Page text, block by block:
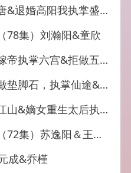
我执掌盛唐（67集）AI短剧
78集）刘瀚阳&童欣
子侧妃我嫁帝执掌六宫（68集）AI短剧
大师姐不做垫脚石执掌仙途（59集）AI短剧
太后执掌江山（70集）AI短剧
集）苏逸阳＆王晓诗
成&乔槿